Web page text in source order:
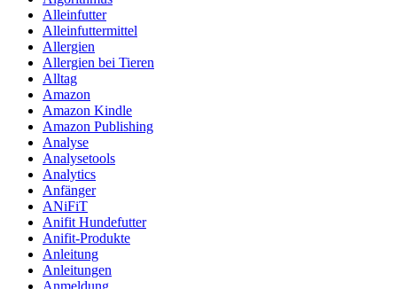
Alleinfutter
Alleinfuttermittel
Allergien
Allergien bei Tieren
Alltag
Amazon
Amazon Kindle
Amazon Publishing
Analyse
Analysetools
Analytics
Anfänger
ANiFiT
Anifit Hundefutter
Anifit-Produkte
Anleitung
Anleitungen
Anmeldung